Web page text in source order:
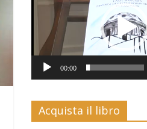
00:00
Acquista il libro